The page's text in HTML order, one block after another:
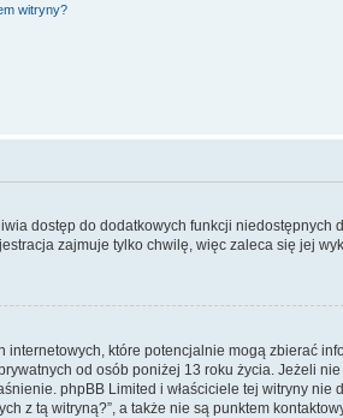
witryny?
dostęp do dodatkowych funkcji niedostępnych
zajmuje tylko chwilę, więc zaleca się jej
internetowych, które potencjalnie mogą zbierać
od osób poniżej 13 roku życia. Jeżeli
phpBB Limited i właściciele tej witryny nie
z tą witryną?”, a także nie są punktem